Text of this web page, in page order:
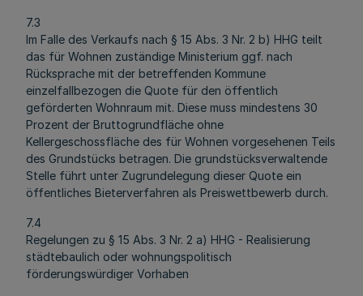
7.3
Im Falle des Verkaufs nach § 15 Abs. 3 Nr. 2 b) HHG teilt
das für Wohnen zuständige Ministerium ggf. nach
Rücksprache mit der betreffenden Kommune
einzelfallbezogen die Quote für den öffentlich
geförderten Wohnraum mit. Diese muss mindestens 30
Prozent der Bruttogrundfläche ohne
Kellergeschossfläche des für Wohnen vorgesehenen Teils
des Grundstücks betragen. Die grundstücksverwaltende
Stelle führt unter Zugrundelegung dieser Quote ein
öffentliches Bieterverfahren als Preiswettbewerb durch.
7.4
Regelungen zu § 15 Abs. 3 Nr. 2 a) HHG - Realisierung
städtebaulich oder wohnungspolitisch
förderungswürdiger Vorhaben